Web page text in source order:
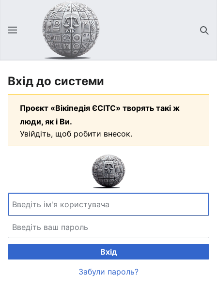
Відкрити головне меню
Вхід до системи
Проєкт «Вікіпедія ЄСІТС» творять такі ж
люди, як і Ви.
Увійдіть, щоб робити внесок.
Вхід
Забули пароль?